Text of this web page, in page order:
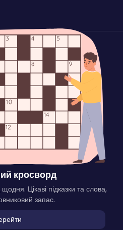
кросворд
Цікаві підказки та слова,
запас.